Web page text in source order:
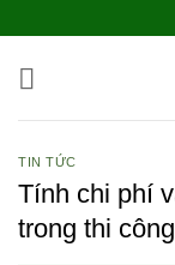
nội
TIN TỨC
Tính chi phí
trong thi công